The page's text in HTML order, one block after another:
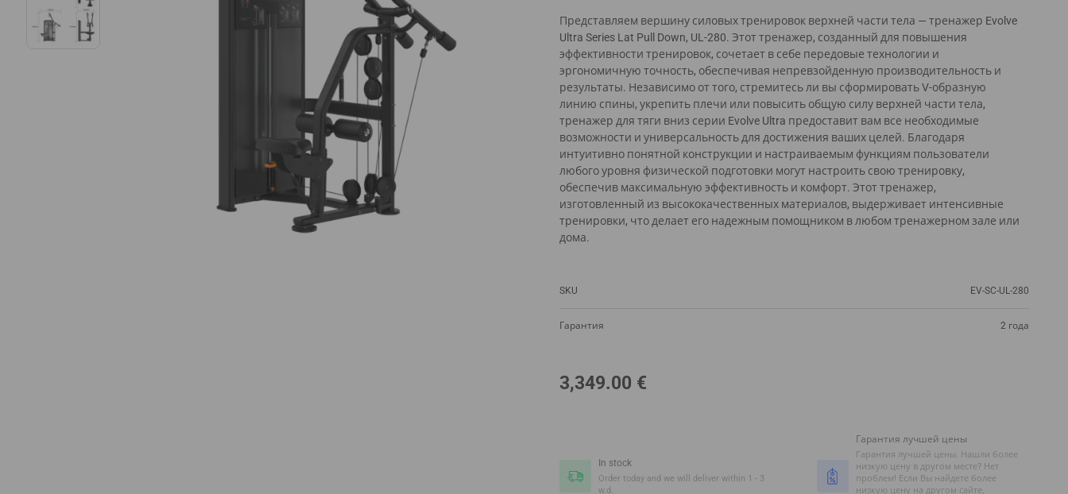
Представляем вершину силовых тренировок верхней части тела — тренажер Evolve
Ultra Series Lat Pull Down, UL-280. Этот тренажер, созданный для повышения
эффективности тренировок, сочетает в себе передовые технологии и
эргономичную точность, обеспечивая непревзойденную производительность и
результаты. Независимо от того, стремитесь ли вы сформировать V-образную
линию спины, укрепить плечи или повысить общую силу верхней части тела,
тренажер для тяги вниз серии Evolve Ultra предоставит вам все необходимые
возможности и универсальность для достижения ваших целей. Благодаря
интуитивно понятной конструкции и настраиваемым функциям пользователи
любого уровня физической подготовки могут настроить свою тренировку,
обеспечив максимальную эффективность и комфорт. Этот тренажер,
изготовленный из высококачественных материалов, выдерживает интенсивные
тренировки, что делает его надежным помощником в любом тренажерном зале или
дома.
SKU EV-SC-UL-280
Гарантия 2 года
3,349.00 €
In stock
Order today and we will deliver within 1 - 3
w.d.
Гарантия лучшей цены
Гарантия лучшей цены. Нашли более
низкую цену в другом месте? Нет
проблем! Если Вы найдете более
низкую цену на другом сайте,